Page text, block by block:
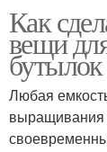
Как
вещи
бутылок
Любая
выращивания